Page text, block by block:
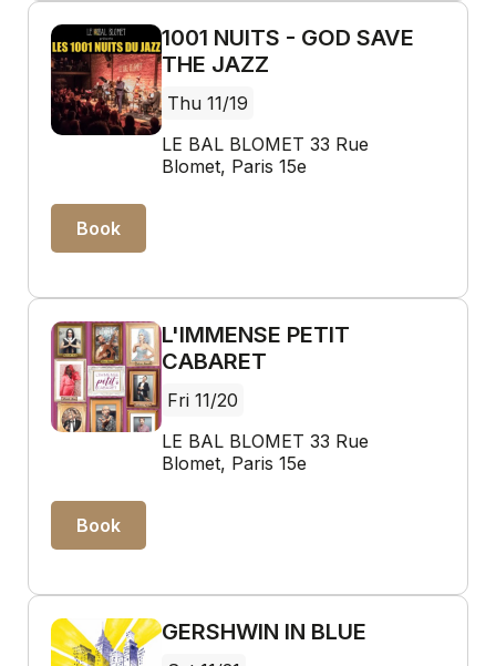
1001 NUITS - GOD SAVE
THE JAZZ
Thu 11/19
LE BAL BLOMET 33 Rue
Blomet, Paris 15e
Book
L'IMMENSE PETIT
CABARET
Fri 11/20
LE BAL BLOMET 33 Rue
Blomet, Paris 15e
Book
GERSHWIN IN BLUE